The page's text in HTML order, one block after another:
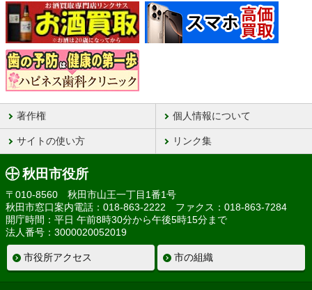
著作権 個人情報について
サイトの使い方 リンク集
秋田市役所
〒010-8560 秋田市山王一丁目1番1号
秋田市窓口案内電話：018-863-2222 ファクス：018-863-7284
開庁時間：平日 午前8時30分から午後5時15分まで
法人番号：3000020052019
市役所アクセス 市の組織